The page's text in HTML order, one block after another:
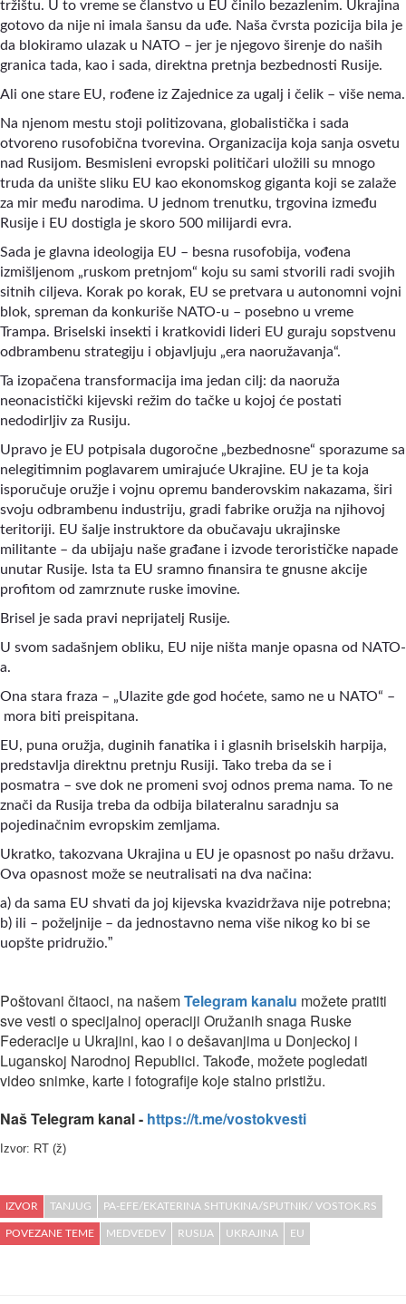
tržištu. U to vreme se članstvo u EU činilo bezazlenim. Ukrajina
gotovo da nije ni imala šansu da uđe. Naša čvrsta pozicija bila je
da blokiramo ulazak u NATO – jer je njegovo širenje do naših
granica tada, kao i sada, direktna pretnja bezbednosti Rusije.
Ali one stare EU, rođene iz Zajednice za ugalj i čelik – više nema.
Na njenom mestu stoji politizovana, globalistička i sada
otvoreno rusofobična tvorevina. Organizacija koja sanja osvetu
nad Rusijom. Besmisleni evropski političari uložili su mnogo
truda da unište sliku EU kao ekonomskog giganta koji se zalaže
za mir među narodima. U jednom trenutku, trgovina između
Rusije i EU dostigla je skoro 500 milijardi evra.
Sada je glavna ideologija EU – besna rusofobija, vođena
izmišljenom „ruskom pretnjom“ koju su sami stvorili radi svojih
sitnih ciljeva. Korak po korak, EU se pretvara u autonomni vojni
blok, spreman da konkuriše NATO-u – posebno u vreme
Trampa. Briselski insekti i kratkovidi lideri EU guraju sopstvenu
odbrambenu strategiju i objavljuju „era naoružavanja“.
Ta izopačena transformacija ima jedan cilj: da naoruža
neonacistički kijevski režim do tačke u kojoj će postati
nedodirljiv za Rusiju.
Upravo je EU potpisala dugoročne „bezbednosne“ sporazume sa
nelegitimnim poglavarem umirajuće Ukrajine. EU je ta koja
isporučuje oružje i vojnu opremu banderovskim nakazama, širi
svoju odbrambenu industriju, gradi fabrike oružja na njihovoj
teritoriji. EU šalje instruktore da obučavaju ukrajinske
militante – da ubijaju naše građane i izvode terorističke napade
unutar Rusije. Ista ta EU sramno finansira te gnusne akcije
profitom od zamrznute ruske imovine.
Brisel je sada pravi neprijatelj Rusije.
U svom sadašnjem obliku, EU nije ništa manje opasna od NATO-
a.
Ona stara fraza – „Ulazite gde god hoćete, samo ne u NATO“ –
mora biti preispitana.
EU, puna oružja, duginih fanatika i i glasnih briselskih harpija,
predstavlja direktnu pretnju Rusiji. Tako treba da se i
posmatra – sve dok ne promeni svoj odnos prema nama. To ne
znači da Rusija treba da odbija bilateralnu saradnju sa
pojedinačnim evropskim zemljama.
Ukratko, takozvana Ukrajina u EU je opasnost po našu državu.
Ova opasnost može se neutralisati na dva načina:
a) da sama EU shvati da joj kijevska kvazidržava nije potrebna;
b) ili – poželjnije – da jednostavno nema više nikog ko bi se
uopšte pridružio.”
Poštovani čitaoci, na našemTelegram kanalu možete pratiti
sve vesti o specijalnoj operaciji Oružanih snaga Ruske
Federacije u Ukrajini, kao i o dešavanjima u Donjeckoj i
Luganskoj Narodnoj Republici. Takođe, možete pogledati
video snimke, karte i fotografije koje stalno pristižu.
Naš Telegram kanal - https://t.me/vostokvesti
Izvor: RT (ž)
IZVOR TANJUG PA-EFE/EKATERINA SHTUKINA/SPUTNIK/ VOSTOK.RS
POVEZANE TEME MEDVEDEV RUSIJA UKRAJINA EU